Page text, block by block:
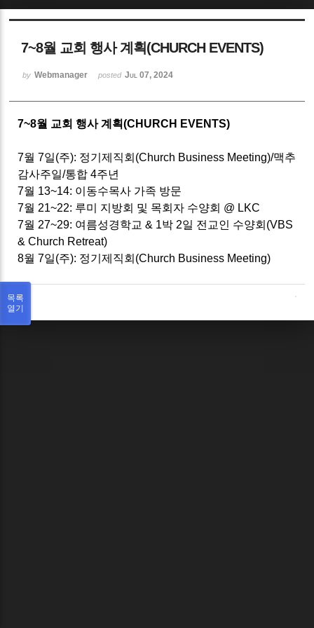
7~8월 교회 행사 계획(CHURCH EVENTS)
by Webmanager posted Jul 07, 2024
7~8월 교회 행사 계획(CHURCH EVENTS)
7월 7일(주): 정기제직회(Church Business Meeting)/맥추
감사주일/통합 4주년
7월 13~14: 이동수목사 가족 방문
7월 21~22: 루미 지방회 및 목회자 수양회 @ LKC
7월 27~29: 여름성경학교 & 1박 2일 전교인 수양회(VBS
& Church Retreat)
8월 7일(주): 정기제직회(Church Business Meeting)
목록
열기
Sketchbook5, 스케치북5
Sketchbook5, 스케치북5